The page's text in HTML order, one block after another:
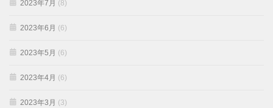
2023年7月 (8)
2023年6月 (6)
2023年5月 (6)
2023年4月 (6)
2023年3月 (3)